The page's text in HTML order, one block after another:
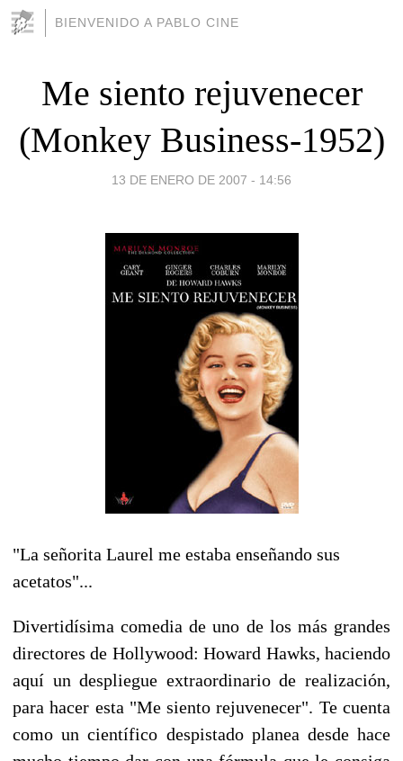
BIENVENIDO A PABLO CINE
Me siento rejuvenecer
(Monkey Business-1952)
13 DE ENERO DE 2007 - 14:56
"La señorita Laurel me estaba enseñando sus
acetatos"...
Divertidísima comedia de uno de los más grandes
directores de Hollywood: Howard Hawks, haciendo
aquí un despliegue extraordinario de realización,
para hacer esta "Me siento rejuvenecer". Te cuenta
como un científico despistado planea desde hace